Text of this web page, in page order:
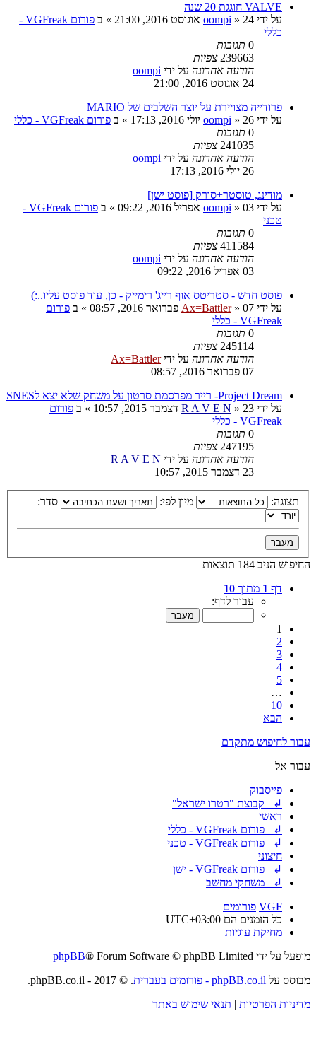
VALVE חוגגת 20 שנה
על ידי
oompi » 24 אוגוסט 2016, 21:00 » ב
פורום VGFreak -
כללי
0 תגובות
239663 צפיות
הודעה אחרונה על ידי oompi
24 אוגוסט 2016, 21:00
פרודייה מצויירת על יוצר השלבים של MARIO
על ידי
oompi » 26 יולי 2016, 17:13 » ב פורום VGFreak - כללי
0 תגובות
241035 צפיות
הודעה אחרונה על ידי oompi
26 יולי 2016, 17:13
מודינג, טוסטר+סורק [פוסט ישן]
על ידי
oompi » 03 אפריל 2016, 09:22 » ב
פורום VGFreak -
טכני
0 תגובות
411584 צפיות
הודעה אחרונה על ידי oompi
03 אפריל 2016, 09:22
פוסט חדש - סטריטס אוף רייג' רימייק - כן, עוד פוסט עליו..:)
על ידי
Ax=Battler» 07 פברואר 2016, 08:57 » ב פורום
VGFreak - כללי
0 תגובות
245114 צפיות
הודעה אחרונה על ידיAx=Battler
07 פברואר 2016, 08:57
Project Dream- רייר מפרסמת סרטון על משחק שלא יצא לSNES
על ידי
R A V E N » 23 דצמבר 2015, 10:57 » ב פורום
VGFreak - כללי
0 תגובות
247195 צפיות
הודעה אחרונה על ידי R A V E N
23 דצמבר 2015, 10:57
תצוגה: מיון לפי: סדר:
החיפוש הניב 184 תוצאות
דף 1 מתוך 10
עבור לדף:
1
2
3
4
5
…
10
הבא
עבור לחיפוש מתקדם
עבור אל
פייסבוק
↲ קבוצת "רטרו ישראל"
ראשי
↲ פורום VGFreak - כללי
↲ פורום VGFreak - טכני
חיצוני
↲ פורום VGFreak - ישן
↲ משחקי מחשב
VGF פורומים
כל הזמנים הם UTC+03:00
מחיקת עוגיות
מופעל על ידי
phpBB® Forum Software © phpBB Limited
מבוסס על phpBB.co.il - פורומים בעברית
. © 2017 - phpBB.co.il.
מדיניות הפרטיות | תנאי שימוש באתר